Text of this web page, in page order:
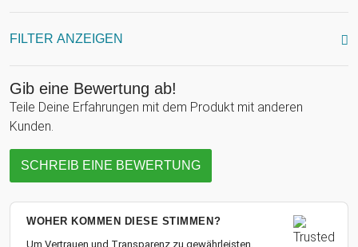
FILTER ANZEIGEN
Gib eine Bewertung ab!
Teile Deine Erfahrungen mit dem Produkt mit anderen
Kunden.
SCHREIB EINE BEWERTUNG
WOHER KOMMEN DIESE STIMMEN?
Um Vertrauen und Transparenz zu gewährleisten,